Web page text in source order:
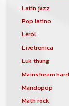
Latin jazz
Pop latino
Léròl
Livetronica
Luk thung
Mainstream
Mandopop
Math rock
de
une
visible
Un
pour
site.
êtes